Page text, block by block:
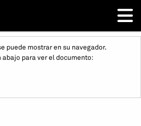
puede mostrar en su navegador.
abajo para ver el documento: